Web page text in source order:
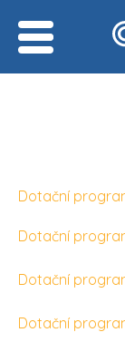
Dotační
Dotační
Dotační
Dotační